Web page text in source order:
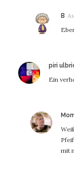
B
piri
Ein
mit